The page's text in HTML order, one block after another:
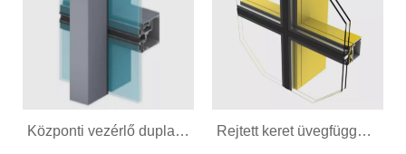
Központi vezérlő dupla üveg rejtett keretfüggöny fali profil Rejtett keret üvegfüggöny fali profil telepítése